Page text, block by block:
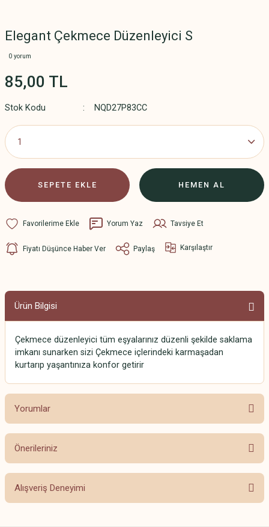
Elegant Çekmece Düzenleyici S
0 yorum
85,00 TL
Stok Kodu NQD27P83CC
SEPETE EKLE HEMEN AL
Yorum Yaz Tavsiye Et
Fiyatı Düşünce Haber Ver Paylaş Karşılaştır
Ürün Bilgisi
Çekmece düzenleyici tüm eşyalarınız düzenli şekilde saklama
imkanı sunarken sizi Çekmece içlerindeki karmaşadan
kurtarıp yaşantınıza konfor getirir
Yorumlar
Bu ürüne ilk yorumu siz yapın!
Önerileriniz
Bu ürünün fiyat bilgisi, resim, ürün açıklamalarında ve diğer konularda
yetersiz gördüğünüz noktaları öneri formunu kullanarak tarafımıza
iletebilirsiniz.
Alışveriş Deneyimi